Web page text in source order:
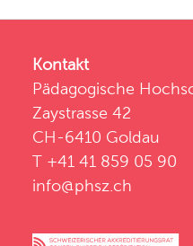
Kontakt
Pädagogische
Zaystrasse 42
CH-6410 Goldau
T +41 41 859 05 90
info@phsz.ch